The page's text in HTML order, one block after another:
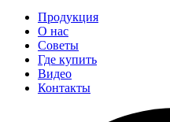
Продукция
О нас
Советы
Где купить
Видео
Контакты